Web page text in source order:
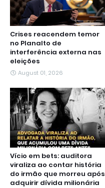
Crises reacendem temor
no Planalto de
interferência externa nas
eleições
August 01, 2026
Vício em bets: auditora
viraliza ao contar história
do irmão que morreu após
adquirir dívida milionária